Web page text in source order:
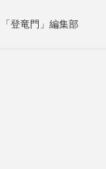
「登竜門」編集部